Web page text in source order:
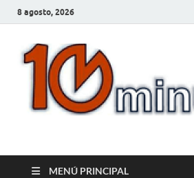
8 agosto, 2026
MENÚ PRINCIPAL